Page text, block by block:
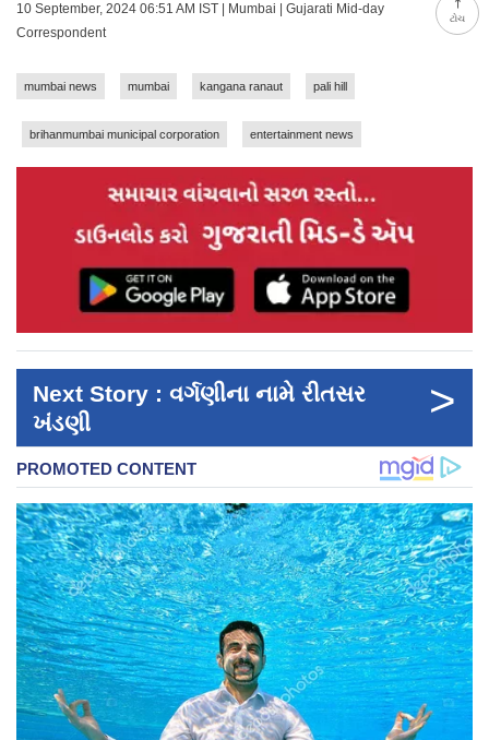
ટોચ
10 September, 2024 06:51 AM IST | Mumbai | Gujarati Mid-day
Correspondent
mumbai news mumbai kangana ranaut pali hill
brihanmumbai municipal corporation entertainment news
Next Story : વર્ગણીના નામે રીતસર
ખંડણી
>